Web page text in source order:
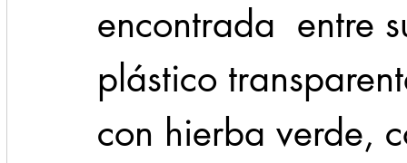
encontrada  entre
plástico
con hierba verde,